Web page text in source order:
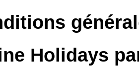
Holidays